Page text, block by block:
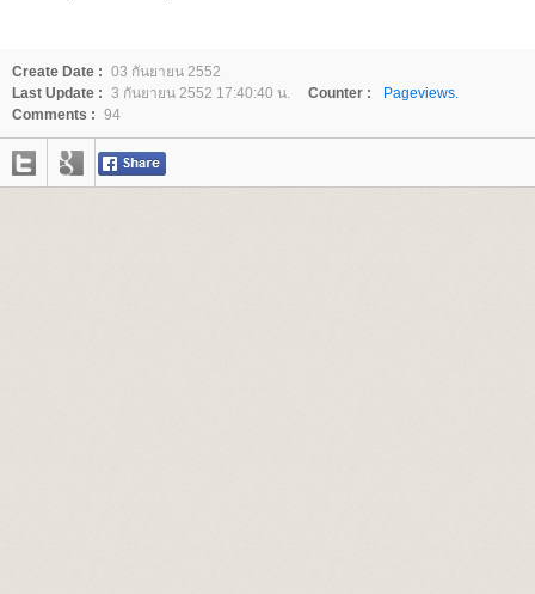
Create Date : 03 กันยายน 2552
Last Update : 3 กันยายน 2552 17:40:40 น. Counter :
Pageviews.
Comments : 94